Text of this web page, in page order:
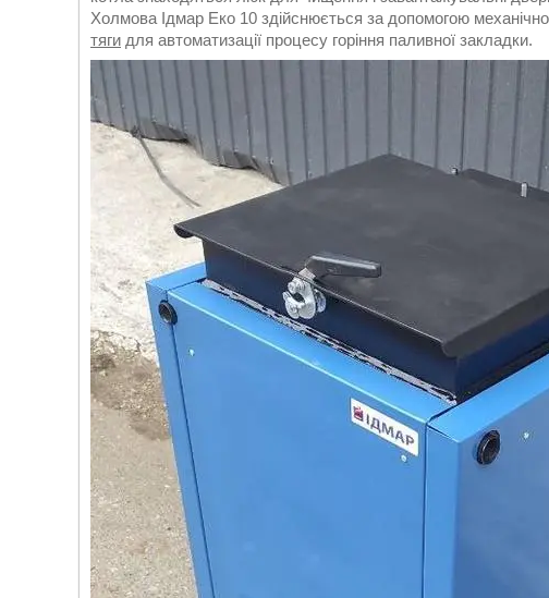
Холмова Ідмар Еко 10 здійснюється за допомогою
тяги для автоматизації процесу горіння паливної закладки.